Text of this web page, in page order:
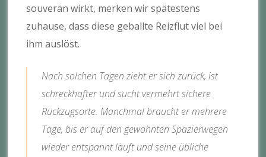
souverän wirkt, merken wir spätestens
zuhause, dass diese geballte Reizflut viel bei
ihm auslöst.
Nach solchen Tagen zieht er sich zurück, ist
schreckhafter und sucht vermehrt sichere
Rückzugsorte. Manchmal braucht er mehrere
Tage, bis er auf den gewohnten Spazierwegen
wieder entspannt läuft und seine übliche